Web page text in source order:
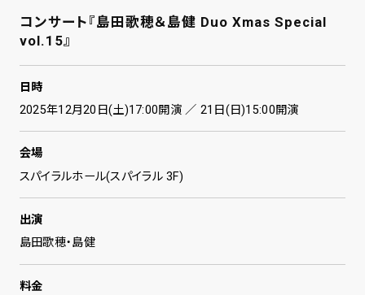
コンサート『島田歌穂＆島健 Duo Xmas Special
vol.15』
日時
2025年12月20日(土)17:00開演 ／ 21日(日)15:00開演
会場
スパイラルホール(スパイラル 3F)
出演
島田歌穂・島健
料金